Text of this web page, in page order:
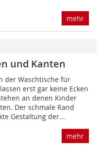
mehr
und Kanten
der Waschtische für
erst gar keine Ecken
an denen Kinder
Der schmale Rand
Gestaltung der...
mehr